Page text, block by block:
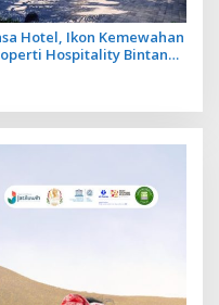
Hotel, Ikon Kemewahan
Hospitality Bintang